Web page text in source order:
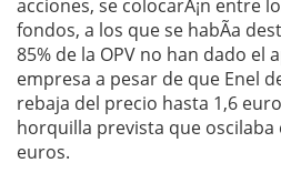
acciones, se colocarÃ¡n entre
fondos, a los que se habÃ­a
85% de la OPV no han dado el
empresa a pesar de que Enel
rebaja del precio hasta 1,6
horquilla prevista que oscilaba
euros.